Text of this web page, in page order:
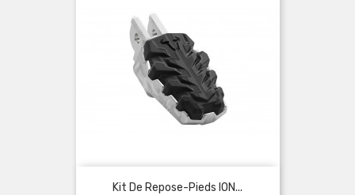
Kit De Repose-Pieds ION...